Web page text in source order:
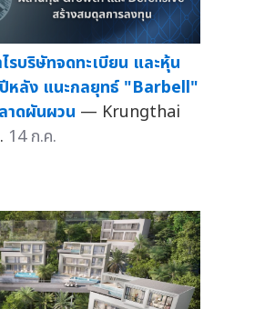
บริษัทจดทะเบียน และหุ้น
หลัง แนะกลยุทธ์ "Barbell"
ดผันผวน — Krungthai
14 ก.ค.